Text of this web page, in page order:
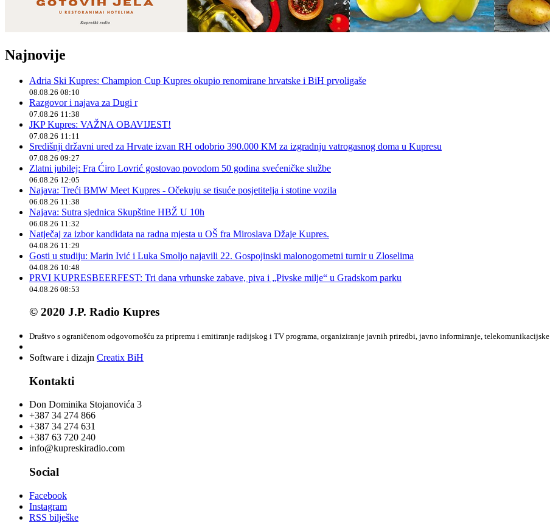
Najnovije
Adria Ski Kupres: Champion Cup Kupres okupio renomirane hrvatske i BiH prvoligaše
08.08.26 08:10
Razgovor i najava za Dugi r
07.08.26 11:38
JKP Kupres: VAŽNA OBAVIJEST!
07.08.26 11:11
Središnji državni ured za Hrvate izvan RH odobrio 390.000 KM za izgradnju vatrogasnog doma u Kupresu
07.08.26 09:27
Zlatni jubilej: Fra Ćiro Lovrić gostovao povodom 50 godina svećeničke službe
06.08.26 12:05
Najava: Treći BMW Meet Kupres - Očekuju se tisuće posjetitelja i stotine vozila
06.08.26 11:38
Najava: Sutra sjednica Skupštine HBŽ U 10h
06.08.26 11:32
Natječaj za izbor kandidata na radna mjesta u OŠ fra Miroslava Džaje Kupres.
04.08.26 11:29
Gosti u studiju: Marin Ivić i Luka Smoljo najavili 22. Gospojinski malonogometni turnir u Zloselima
04.08.26 10:48
PRVI KUPRESBEERFEST: Tri dana vrhunske zabave, piva i „Pivske milje“ u Gradskom parku
04.08.26 08:53
© 2020 J.P. Radio Kupres
Društvo s ograničenom odgovornošću za pripremu i emitiranje radijskog i TV programa, organiziranje javnih priredbi, javno informiranje,
Software i dizajn Creatix BiH
Kontakti
Don Dominika Stojanovića 3
+387 34 274 866
+387 34 274 631
+387 63 720 240
info@kupreskiradio.com
Social
Facebook
Instagram
RSS bilješke